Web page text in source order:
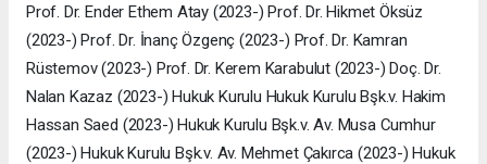
Prof. Dr. Ender Ethem Atay (2023-) Prof. Dr. Hikmet Öksüz
(2023-) Prof. Dr. İnanç Özgenç (2023-) Prof. Dr. Kamran
Rüstemov (2023-) Prof. Dr. Kerem Karabulut (2023-) Doç. Dr.
Nalan Kazaz (2023-) Hukuk Kurulu Hukuk Kurulu Bşk.v. Hakim
Hassan Saed (2023-) Hukuk Kurulu Bşk.v. Av. Musa Cumhur
(2023-) Hukuk Kurulu Bşk.v. Av. Mehmet Çakırca (2023-) Hukuk